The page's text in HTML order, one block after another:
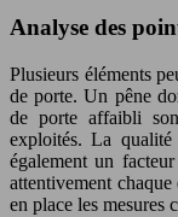
Analyse des
Plusieurs éléments
de porte. Un pêne
de porte affaibli
exploités. La
également un
attentivement
en place les mesures